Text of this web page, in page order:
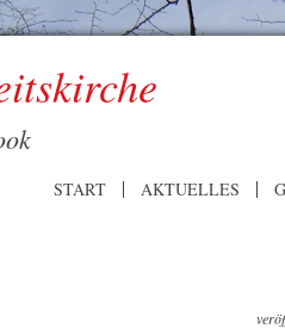
START AKTUELLES